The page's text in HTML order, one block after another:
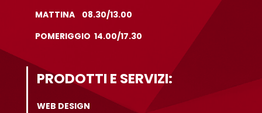
MATTINA 08.30/13.00
POMERIGGIO 14.00/17.30
PRODOTTI E SERVIZI:
WEB DESIGN